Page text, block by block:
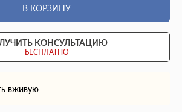
В КОРЗИНУ
КОНСУЛЬТАЦИЮ
БЕСПЛАТНО
вживую